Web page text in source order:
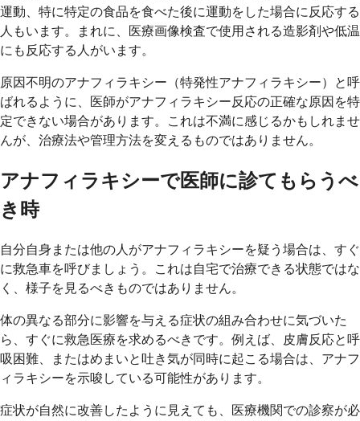
運動、特に特定の食品を食べた後に運動をした場合に反応する
人もいます。まれに、医療画像検査で使用される造影剤や低温
にも反応する人がいます。
原因不明のアナフィラキシー（特発性アナフィラキシー）と呼
ばれるように、医師がアナフィラキシー反応の正確な原因を特
定できない場合があります。これは不満に感じるかもしれませ
んが、治療法や管理方法を変えるものではありません。
アナフィラキシーで医師に診てもらうべ
き時
自分自身または他の人がアナフィラキシーを疑う場合は、すぐ
に救急車を呼びましょう。これは自宅で治療できる状態ではな
く、様子を見るべきものではありません。
体の異なる部分に影響を与える症状の組み合わせに気づいた
ら、すぐに救急医療を求めるべきです。例えば、皮膚反応と呼
吸困難、またはめまいと吐き気が同時に起こる場合は、アナフ
ィラキシーを示唆している可能性があります。
症状が自然に改善したように見えても、医療機関での診察が必